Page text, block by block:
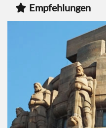
Empfehlungen